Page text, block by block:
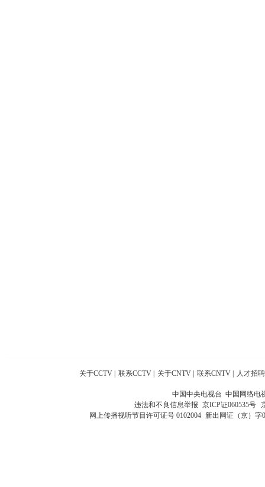
关于CCTV 联系CCTV 关于CNTV 联系CNTV 人才招聘
中国中央电视台 中国网络电
违法和不良信息举报 京ICP证060535号
网上传播视听节目许可证号 0102004 新出网证（京）